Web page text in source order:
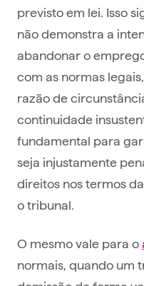
previsto em lei. Isso
não demonstra a
abandonar o
com as normas
razão de
continuidade
fundamental para
seja injustamente
direitos nos termos
o tribunal.
O mesmo vale para o
normais, quando um